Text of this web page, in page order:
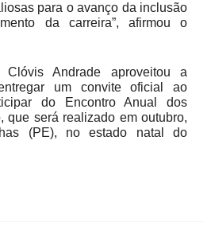
para o avanço da inclusão
da carreira”, afirmou o
Andrade aproveitou a
um convite oficial ao
do Encontro Anual dos
que será realizado em outubro,
(PE), no estado natal do